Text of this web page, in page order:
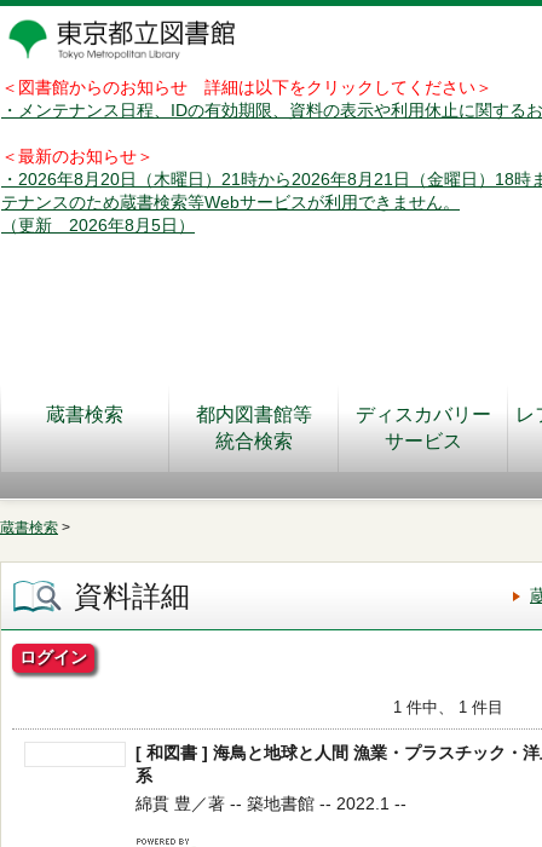
＜図書館からのお知らせ 詳細は以下をクリックしてください＞
・メンテナンス日程、IDの有効期限、資料の表示や利用休止に関する
＜最新のお知らせ＞
・2026年8月20日（木曜日）21時から2026年8月21日（金曜日）18時
テナンスのため蔵書検索等Webサービスが利用できません。
（更新 2026年8月5日）
蔵書検索
都内図書館等
統合検索
ディスカバリー
サービス
レ
蔵書検索 >
資料詳細
ログイン
1 件中、 1 件目
[ 和図書 ] 海鳥と地球と人間 漁業・プラスチック・
系
綿貫 豊／著 -- 築地書館 -- 2022.1 --